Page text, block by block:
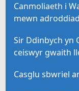
Canmoliaeth i
mewn
Sir Ddinbych yn
ceiswyr gwaith
Casglu sbwriel